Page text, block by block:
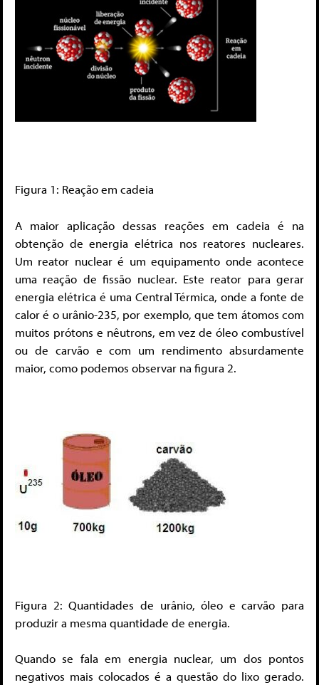
Figura 1: Reação em cadeia
A maior aplicação dessas reações em cadeia é na
obtenção de energia elétrica nos reatores nucleares.
Um reator nuclear é um equipamento onde acontece
uma reação de fissão nuclear. Este reator para gerar
energia elétrica é uma Central Térmica, onde a fonte de
calor é o urânio-235, por exemplo, que tem átomos com
muitos prótons e nêutrons, em vez de óleo combustível
ou de carvão e com um rendimento absurdamente
maior, como podemos observar na figura 2.
Figura 2: Quantidades de urânio, óleo e carvão para
produzir a mesma quantidade de energia.
Quando se fala em energia nuclear, um dos pontos
negativos mais colocados é a questão do lixo gerado.